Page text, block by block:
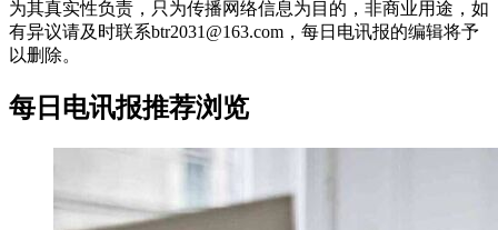
为其真实性负责，只为传播网络信息为目的，非商业用途，如
有异议请及时联系btr2031@163.com，每日电讯报的编辑将予
以删除。
每日电讯报推荐浏览